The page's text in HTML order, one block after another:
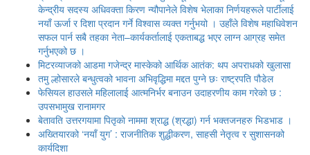
केन्द्रीय सदस्य अधिवक्ता किरण न्यौपानेले विशेष भेलाका निर्णयहरूले पार्टीलाई
नयाँ ऊर्जा र दिशा प्रदान गर्ने विश्वास व्यक्त गर्नुभयो । उहाँले विशेष महाधिवेशन
सफल पार्न सबै तहका नेता–कार्यकर्तालाई एकताबद्ध भएर लाग्न आग्रह समेत
गर्नुभएको छ ।
मिटरव्याजको आडमा गजेन्द्र मास्केको आर्थिक आतंक: थप अपराधको खुलासा
तमु ल्होसारले बन्धुत्वको भावना अभिवृद्धिमा मद्दत पुग्ने छः राष्ट्रपति पौडेल
फेसियल हाउसले महिलालाई आत्मनिर्भर बनाउन उदाहरणीय काम गरेको छ :
उपसभामुख रानामगर
बेतावति उत्तरगयामा पितृकाे नाममा श्राद्ध (श्रद्धा) गर्न भक्तजनहरु भिडभाड ।
अख्तियारको ‘नयाँ युग’ : राजनीतिक शुद्धीकरण, साहसी नेतृत्व र सुशासनको
कार्यदिशा